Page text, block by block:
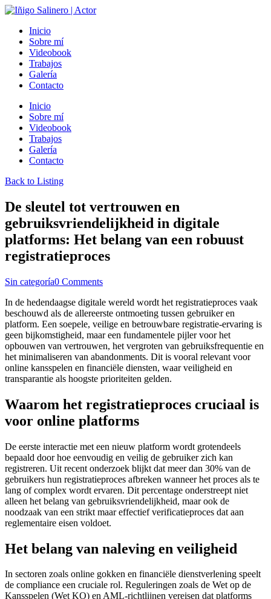
Inicio
Sobre mí
Videobook
Trabajos
Galería
Contacto
Inicio
Sobre mí
Videobook
Trabajos
Galería
Contacto
Back to Listing
De sleutel tot vertrouwen en
gebruiksvriendelijkheid in digitale
platforms: Het belang van een robuust
registratieproces
Sin categoría0 Comments
In de hedendaagse digitale wereld wordt het registratieproces vaak
beschouwd als de allereerste ontmoeting tussen gebruiker en
platform. Een soepele, veilige en betrouwbare registratie-ervaring is
geen bijkomstigheid, maar een fundamentele pijler voor het
opbouwen van vertrouwen, het vergroten van gebruiksfrequentie en
het minimaliseren van abandonments. Dit is vooral relevant voor
online kansspelen en financiële diensten, waar veiligheid en
transparantie als hoogste prioriteiten gelden.
Waarom het registratieproces cruciaal is
voor online platforms
De eerste interactie met een nieuw platform wordt grotendeels
bepaald door hoe eenvoudig en veilig de gebruiker zich kan
registreren. Uit recent onderzoek blijkt dat meer dan 30% van de
gebruikers hun registratieproces afbreken wanneer het proces als te
lang of complex wordt ervaren. Dit percentage onderstreept niet
alleen het belang van gebruiksvriendelijkheid, maar ook de
noodzaak van een strikt maar effectief verificatieproces dat aan
reglementaire eisen voldoet.
Het belang van naleving en veiligheid
In sectoren zoals online gokken en financiële dienstverlening speelt
de compliance een cruciale rol. Reguleringen zoals de Wet op de
Kansspelen (Wet KO) en AML-richtlijnen vereisen dat platforms